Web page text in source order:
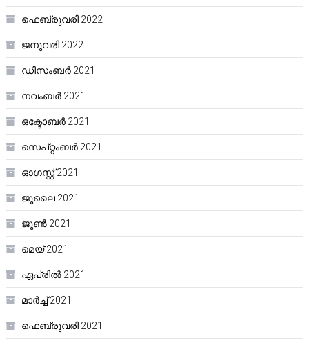
ഫെബ്രുവരി 2022
ജനുവരി 2022
ഡിസംബർ 2021
നവംബർ 2021
ഒക്ടോബർ 2021
സെപ്റ്റംബർ 2021
ഓഗസ്റ്റ്‌ 2021
ജൂലൈ 2021
ജൂൺ 2021
മെയ്‌ 2021
ഏപ്രിൽ 2021
മാർച്ച്‌ 2021
ഫെബ്രുവരി 2021